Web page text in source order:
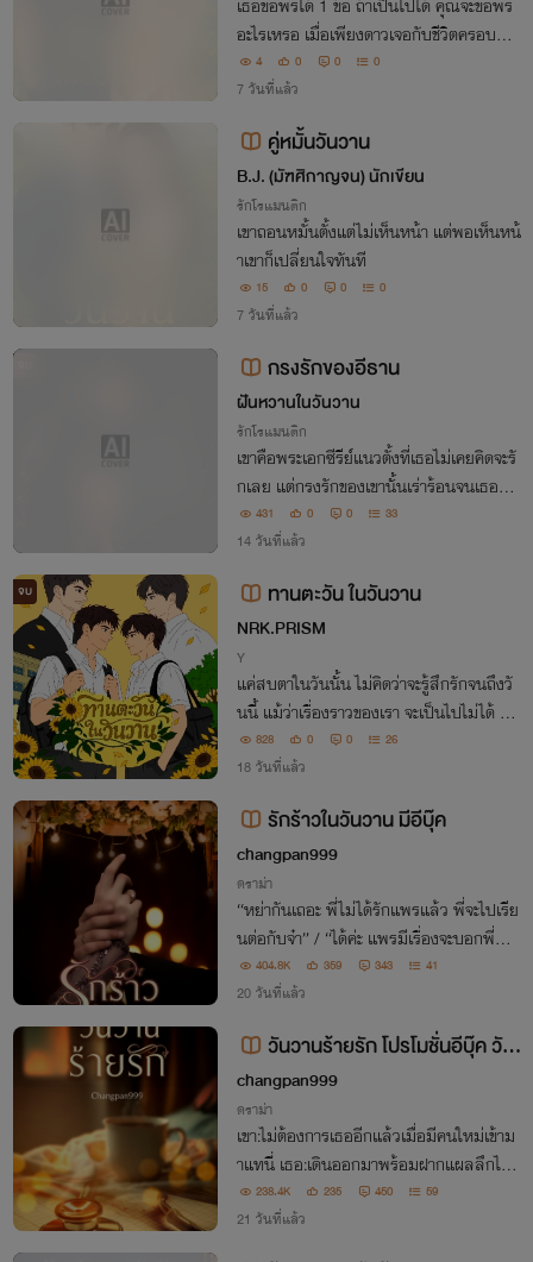
เธอขอพรได้ 1 ข้อ ถ้าเป็นไปได้ คุณจะขอพร
อะไรเหรอ เมื่อเพียงดาวเจอกับชีวิตครอบครั
วที่มีแม่สามีประสาทแดก สามีนอกใจไปเป็น
ชู้กับเมียชาวบ้าน เขาดีแต่ดีไม่เกินแม่ของเขา
เพียงดาวจึงขอพรหนึ่งข้อให้กับตัวเองในว
4 0 0 0
7 วันที่แล้ว
คู่หมั้นวันวาน
B.J. (มัฑศิกาญจน) นักเขียน
รักโรแมนติก
เขาถอนหมั้นตั้งแต่ไม่เห็นหน้า แต่พอเห็นหน้
าเขาก็เปลี่ยนใจทันที
15 0 0 0
7 วันที่แล้ว
กรงรักของอีธาน
ฝันหวานในวันวาน
รักโรแมนติก
เขาคือพระเอกซีรีย์แนวตั้งที่เธอไม่เคยคิดจะรั
กเลย แต่กรงรักของเขานั้นเร่าร้อนจนเธอต้อ
งยอมสยบ
431 0 0 33
14 วันที่แล้ว
จบ ทานตะวัน ในวันวาน
NRK.PRISM
Y
แค่สบตาในวันนั้น ไม่คิดว่าจะรู้สึกรักจนถึงวั
นนี้ แม้ว่าเรื่องราวของเรา จะเป็นไปไม่ได้ แต่
พื้นที่ในใจของฉันก็ยังคงมีให้เธอ...
828 0 0 26
18 วันที่แล้ว
รักร้าวในวันวาน มีอีบุ๊ค
changpan999
ดราม่า
“หย่ากันเถอะ พี่ไม่ได้รักแพรแล้ว พี่จะไปเรีย
นต่อกับจ๋า” / “ได้ค่ะ แพรมีเรื่องจะบอกพี่ภัท
รเหมือนกัน แพรกำลังท้อง และที่บอกก็แค่อ
ยากให้พี่ได้รับรู้ แต่ไม่ได้ต้องการจะรั้งพี่ภัทรเ
404.8K 359 343 41
20 วันที่แล้ว
วันวานร้ายรัก โปรโมชั่นอีบุ๊ค วัน
สุดท้าย
changpan999
ดราม่า
เขา:ไม่ต้องการเธออีกแล้วเมื่อมีคนใหม่เข้าม
าแทนี่ เธอ:เดินออกมาพร้อมฝากแผลลึกไว้ก
ลางใจเขาอย่างไม่รู้ตัว ทว่าวันนี้เขากลับมา
ทำทุกอย่างเพื่อทวงหัวใจเธอคืนอีกครั้ง
238.4K 235 450 59
21 วันที่แล้ว